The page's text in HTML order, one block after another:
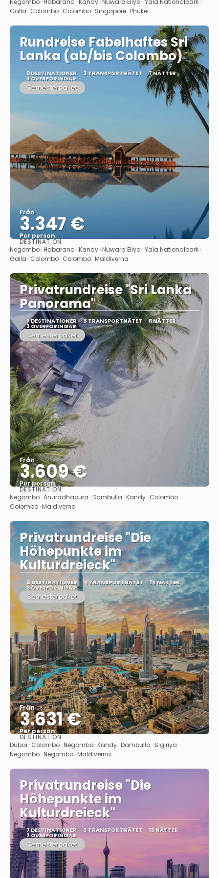
Negombo · Habarana · Kandy · Nuwara Eliya · Yala Nationalpark ·
Galla · Colombo · Colombo · Singapore · Phuket
Rundreise Fabelhaftes Sri
Lanka (ab/bis Colombo)
9 DESTINATIONER 3 TRANSPORTNÄTET 7 NÄTTER
3 ÖVERFÖRINGAR
Semesterpaket
Från
3.347 €
Per person
Se
DESTINATION
Negombo · Habarana · Kandy · Nuwara Eliya · Yala Nationalpark ·
Galla · Colombo · Colombo · Maldiverna
Privatrundreise "Sri Lanka
Panorama"
7 DESTINATIONER 3 TRANSPORTNÄTET 6 NÄTTER
3 ÖVERFÖRINGAR
Semesterpaket
Från
3.609 €
Per person
Se
DESTINATION
Negombo · Anuradhapura · Dambulla · Kandy · Colombo ·
Colombo · Maldiverna
Privatrundreise "Die
Höhepunkte im
Kulturdreieck"
8 DESTINATIONER 4 TRANSPORTNÄTET 14 NÄTTER
6 ÖVERFÖRINGAR
Semesterpaket
Från
3.631 €
Per person
Se
DESTINATION
Dubai · Colombo · Negombo · Kandy · Dambulla · Sigiriya ·
Negombo · Negombo · Maldiverna
Privatrundreise "Die
Höhepunkte im
Kulturdreieck"
7 DESTINATIONER 3 TRANSPORTNÄTET 13 NÄTTER
2 ÖVERFÖRINGAR
Semesterpaket